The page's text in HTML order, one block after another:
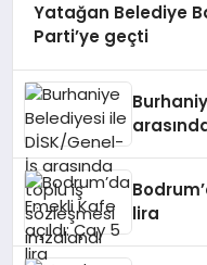
Yatağan Belediye
Parti’ye geçti
lira